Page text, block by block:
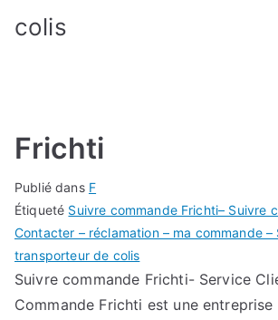
colis
Frichti
Publié dans F
Étiqueté Suivre commande Frichti– Suivre
Contacter – réclamation – ma commande –
transporteur de colis
Suivre commande Frichti- Service
Commande Frichti est une